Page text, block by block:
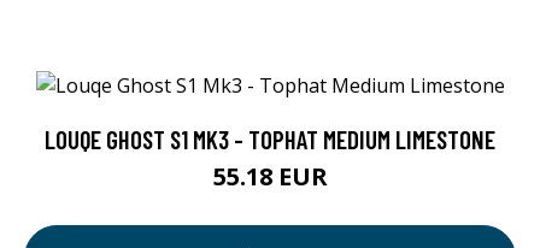
LOUQE GHOST S1 MK3 - TOPHAT MEDIUM LIMESTONE
55.18 EUR